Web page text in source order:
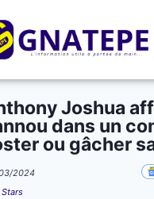
Joshua
dans un
ou gâcher
2024